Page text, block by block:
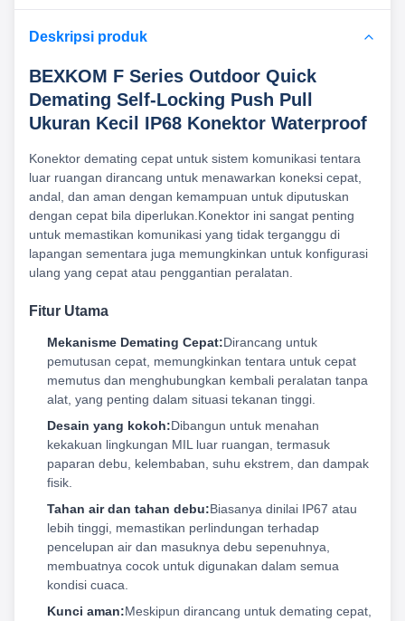
Deskripsi produk
BEXKOM F Series Outdoor Quick
Demating Self-Locking Push Pull
Ukuran Kecil IP68 Konektor Waterproof
Konektor demating cepat untuk sistem komunikasi tentara
luar ruangan dirancang untuk menawarkan koneksi cepat,
andal, dan aman dengan kemampuan untuk diputuskan
dengan cepat bila diperlukan.Konektor ini sangat penting
untuk memastikan komunikasi yang tidak terganggu di
lapangan sementara juga memungkinkan untuk konfigurasi
ulang yang cepat atau penggantian peralatan.
Fitur Utama
Mekanisme Demating Cepat:Dirancang untuk
pemutusan cepat, memungkinkan tentara untuk cepat
memutus dan menghubungkan kembali peralatan tanpa
alat, yang penting dalam situasi tekanan tinggi.
Desain yang kokoh:Dibangun untuk menahan
kekakuan lingkungan MIL luar ruangan, termasuk
paparan debu, kelembaban, suhu ekstrem, dan dampak
fisik.
Tahan air dan tahan debu:Biasanya dinilai IP67 atau
lebih tinggi, memastikan perlindungan terhadap
pencelupan air dan masuknya debu sepenuhnya,
membuatnya cocok untuk digunakan dalam semua
kondisi cuaca.
Kunci aman:Meskipun dirancang untuk demating cepat,